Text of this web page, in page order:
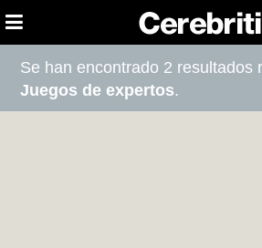
Se han encontrado 2 resultados
Juegos de expertos.